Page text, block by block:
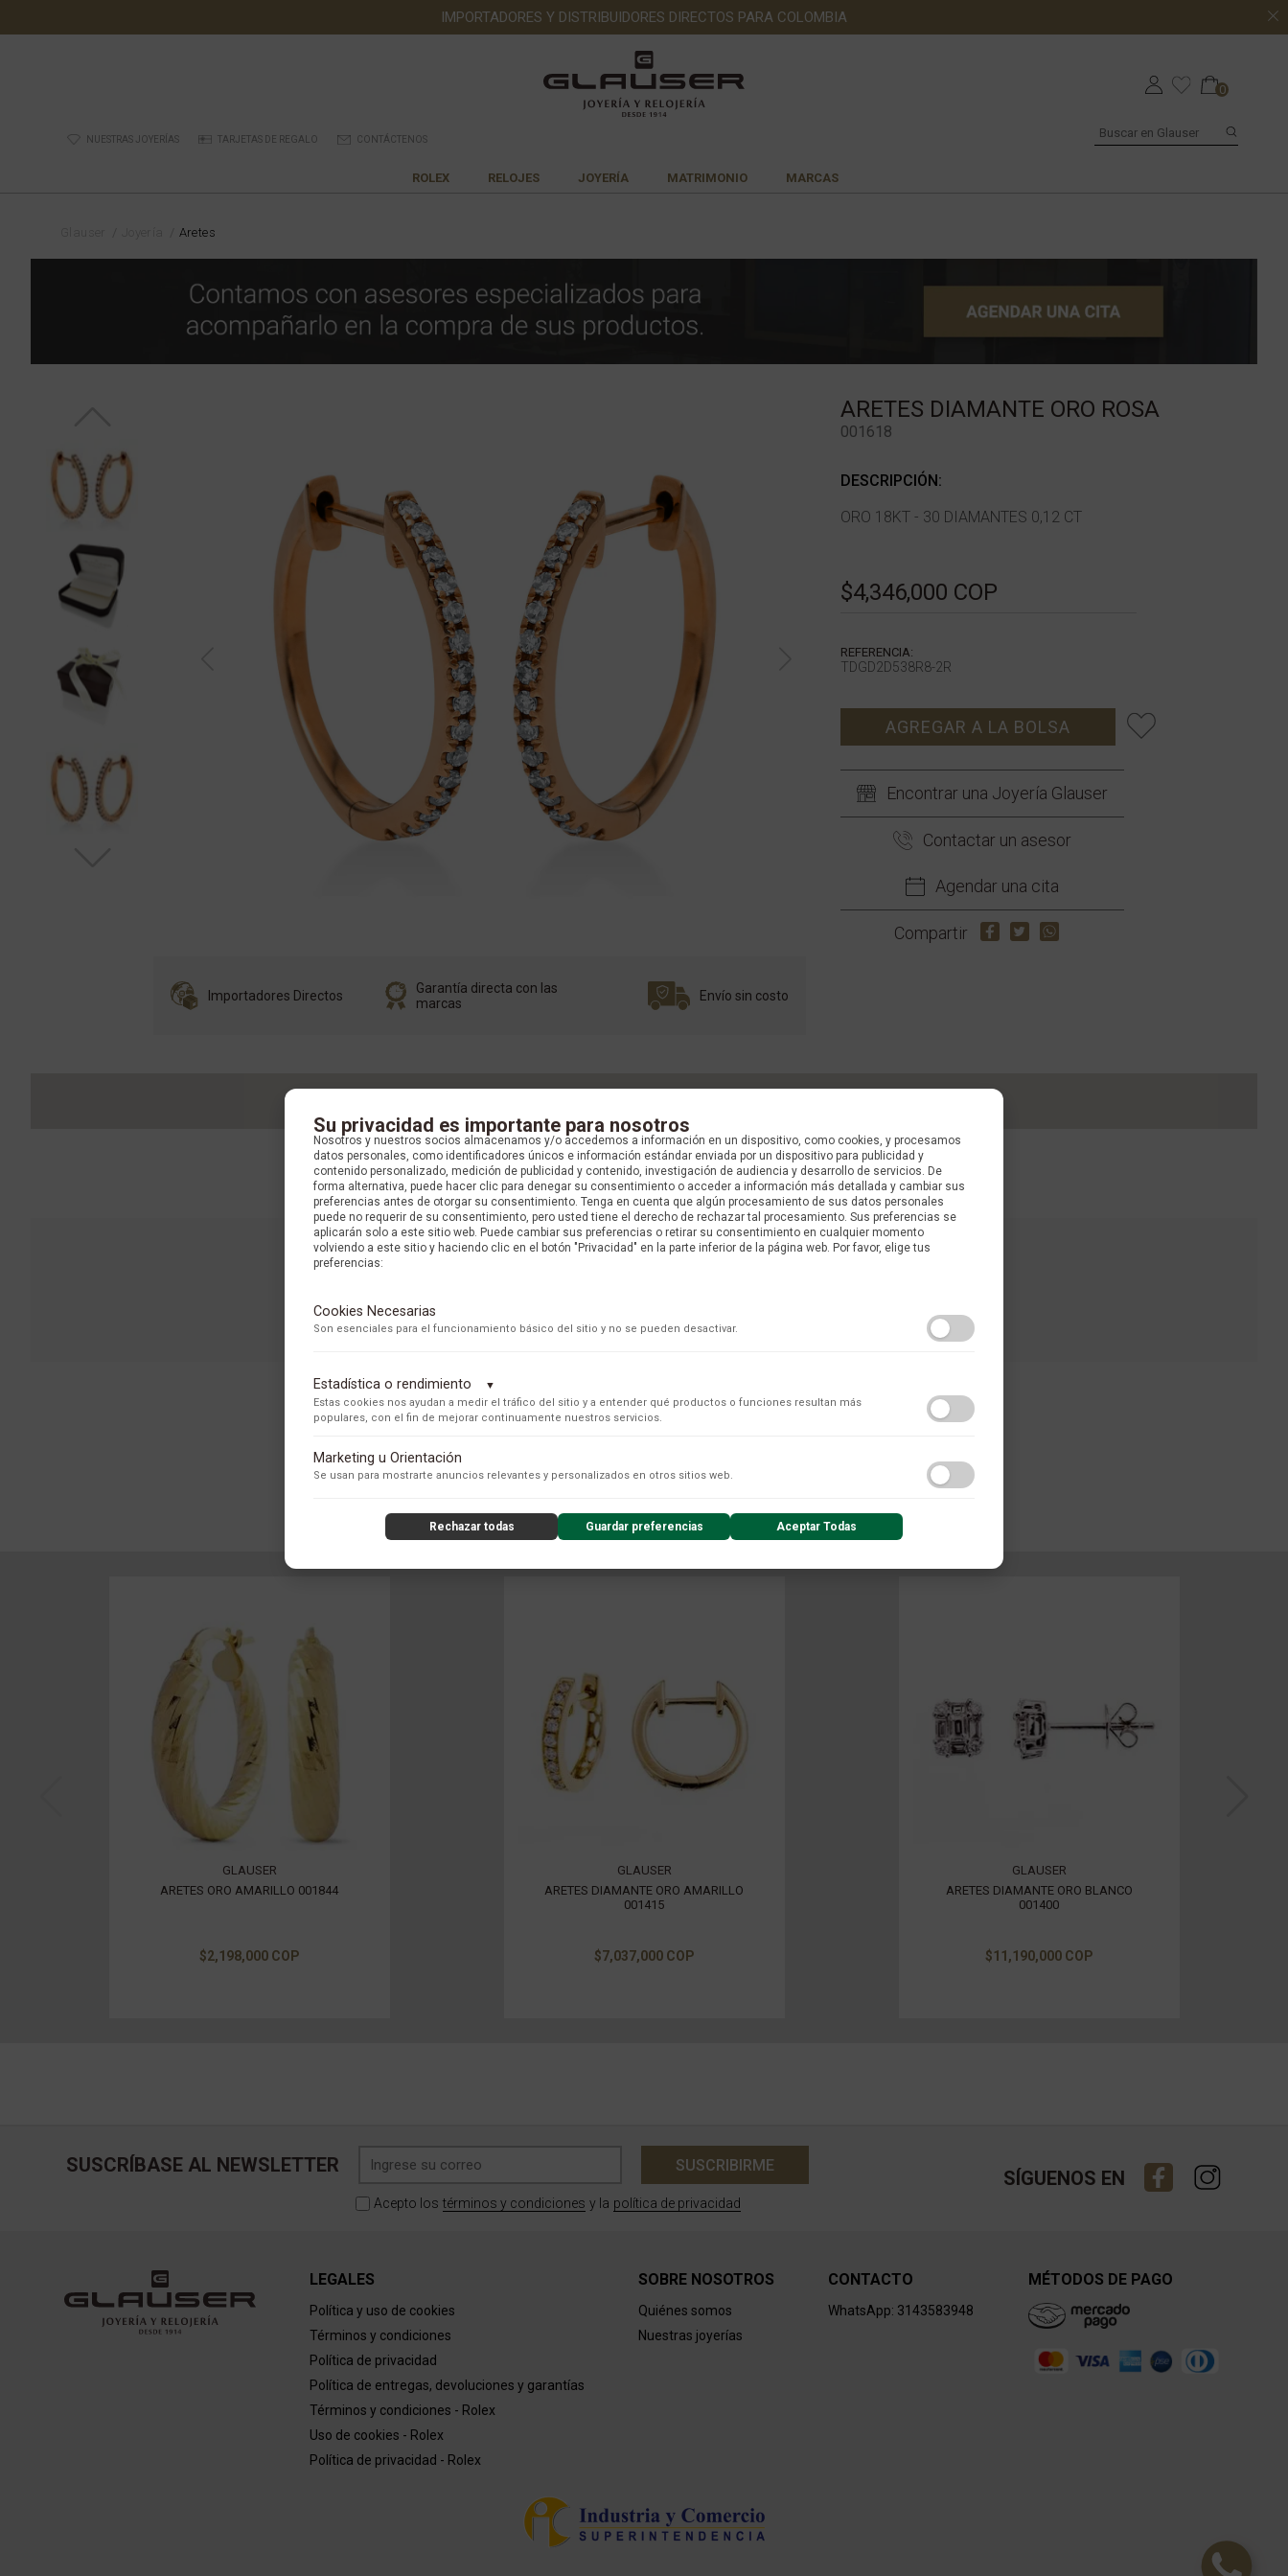
IMPORTADORES Y DISTRIBUIDORES DIRECTOS PARA COLOMBIA
0
NUESTRAS JOYERÍAS TARJETAS DE REGALO CONTÁCTENOS
ROLEX RELOJES JOYERÍA MATRIMONIO MARCAS
Aretes
ARETES DIAMANTE ORO ROSA
001618
DESCRIPCIÓN:
ORO 18KT - 30 DIAMANTES 0,12 CT
$4,346,000 COP
REFERENCIA:
TDGD2D538R8-2R
AGREGAR A LA BOLSA
Encontrar una Joyería Glauser
Contactar un asesor
Agendar una cita
Compartir
Importadores Directos
Garantía directa con las
marcas
Envío sin costo
GLAUSER
ARETES ORO AMARILLO 001844
$2,198,000 COP
GLAUSER
ARETES DIAMANTE ORO AMARILLO
001415
$7,037,000 COP
GLAUSER
ARETES DIAMANTE ORO BLANCO
001400
$11,190,000 COP
SUSCRÍBASE AL NEWSLETTER SUSCRIBIRME
Acepto los términos y condiciones y la política de privacidad
SÍGUENOS EN
LEGALES
Política y uso de cookies
Términos y condiciones
Política de privacidad
Política de entregas, devoluciones y garantías
Términos y condiciones - Rolex
Uso de cookies - Rolex
Política de privacidad - Rolex
SOBRE NOSOTROS
Quiénes somos
Nuestras joyerías
CONTACTO
WhatsApp: 3143583948
MÉTODOS DE PAGO
Su privacidad es importante para nosotros
Nosotros y nuestros socios almacenamos y/o accedemos a información en un dispositivo, como cookies, y procesamos
datos personales, como identificadores únicos e información estándar enviada por un dispositivo para publicidad y
contenido personalizado, medición de publicidad y contenido, investigación de audiencia y desarrollo de servicios. De
forma alternativa, puede hacer clic para denegar su consentimiento o acceder a información más detallada y cambiar sus
preferencias antes de otorgar su consentimiento. Tenga en cuenta que algún procesamiento de sus datos personales
puede no requerir de su consentimiento, pero usted tiene el derecho de rechazar tal procesamiento. Sus preferencias se
aplicarán solo a este sitio web. Puede cambiar sus preferencias o retirar su consentimiento en cualquier momento
volviendo a este sitio y haciendo clic en el botón "Privacidad" en la parte inferior de la página web. Por favor, elige tus
preferencias:
Cookies Necesarias
Son esenciales para el funcionamiento básico del sitio y no se pueden desactivar.
Estadística o rendimiento ▼
Estas cookies nos ayudan a medir el tráfico del sitio y a entender qué productos o funciones resultan más
populares, con el fin de mejorar continuamente nuestros servicios.
Adobe Analytics
Utilizamos Adobe Analytics para recopilar datos de uso anónimos, lo que nos permite analizar el rendimiento de nuestro contenido y las interacciones de
los usuarios.
ContentSquare
con exclusión de datos sensibles) y análisis de formularios.
Marketing u Orientación
Se usan para mostrarte anuncios relevantes y personalizados en otros sitios web.
Rechazar todas Guardar preferencias Aceptar Todas